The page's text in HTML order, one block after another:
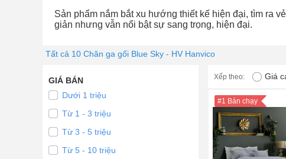
Sản phẩm nắm bắt xu hướng thiết kế hiện đại, tìm ra
giản nhưng vẫn nổi bật sự sang trọng, hiện đại.
Tất cả 10 Chăn ga gối Blue Sky - HV Hanvico
Xếp theo: Giá
#1 Bán chạy
GIÁ BÁN
Dưới 1 triệu
Từ 1 - 3 triệu
Từ 3 - 5 triệu
Từ 5 - 10 triệu